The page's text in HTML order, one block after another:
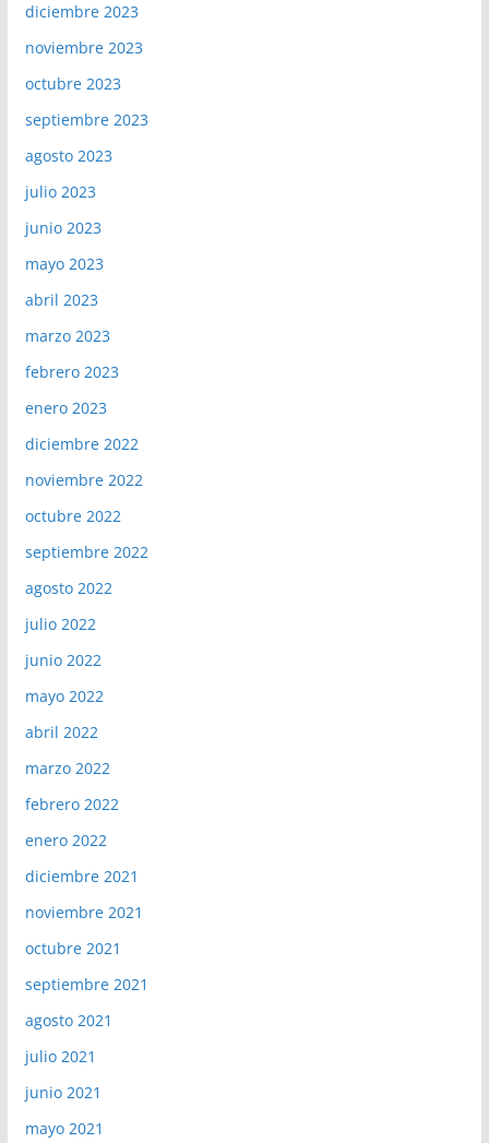
diciembre 2023
noviembre 2023
octubre 2023
septiembre 2023
agosto 2023
julio 2023
junio 2023
mayo 2023
abril 2023
marzo 2023
febrero 2023
enero 2023
diciembre 2022
noviembre 2022
octubre 2022
septiembre 2022
agosto 2022
julio 2022
junio 2022
mayo 2022
abril 2022
marzo 2022
febrero 2022
enero 2022
diciembre 2021
noviembre 2021
octubre 2021
septiembre 2021
agosto 2021
julio 2021
junio 2021
mayo 2021